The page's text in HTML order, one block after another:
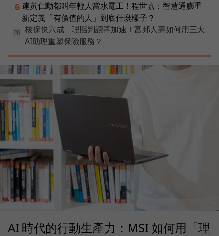
6 連黃仁勳都叫年輕人當水電工！程世嘉：智慧通膨重
新定義「有價值的人」到底什麼樣子？
PR
核保快六成、理賠判讀再加速！富邦人壽如何用三大
AI助理重塑保險服務？
AI 時代的行動生產力：MSI 如何用「理